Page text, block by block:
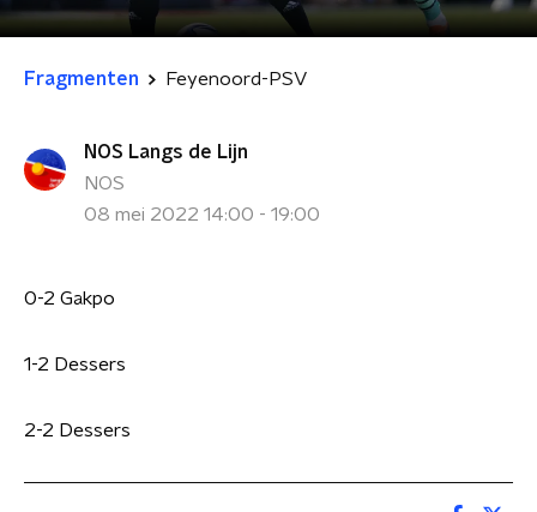
Fragmenten Feyenoord-PSV
NOS Langs de Lijn
NOS
08 mei 2022 14:00 - 19:00
0-2 Gakpo
1-2 Dessers
2-2 Dessers